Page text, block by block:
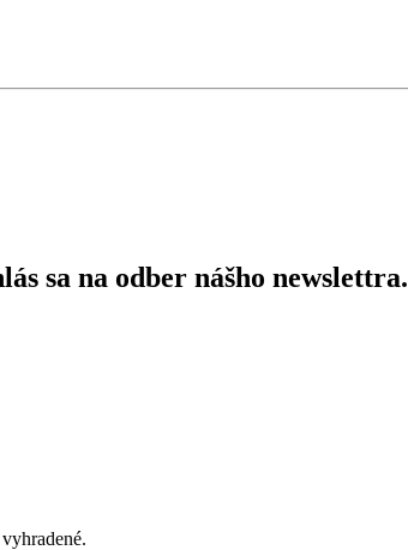
sa na odber nášho newslettra.